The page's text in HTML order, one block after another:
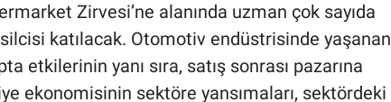
Zirvesi’ne alanında uzman çok sayıda
katılacak. Otomotiv endüstrisinde yaşanan
etkilerinin yanı sıra, satış sonrası pazarına
ekonomisinin sektöre yansımaları, sektördeki